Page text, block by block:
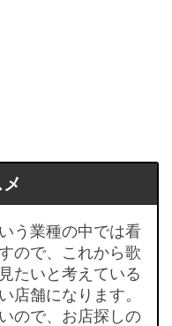
う業種の中では看
ので、これから歌
たいと考えている
店舗になります。
ので、お店探しの